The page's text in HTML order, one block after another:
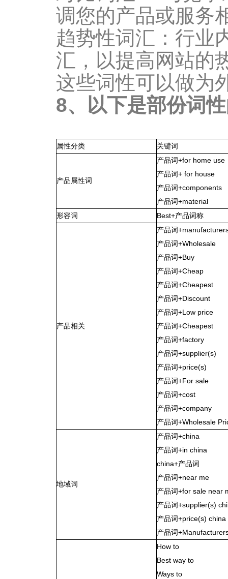
调您的产品或服务
趋势性词汇：行业
汇，以提高网站的
这些词性可以做为
8、以下是部份词
属性分类 关键词
产品属性词
产品词+for home use
产品词+ for house
产品词+components
产品词+material
形容词
Best+产品词称
产品相关
产品词
产品词+Wholesale
产品词+Buy
产品词+Cheap
产品词+Cheapest
产品词+Discount
产品词+Low price
产品词+Cheapest
产品词+factory
产品词+supplier(s)
产品词+price(s)
产品词+For sale
产品词+cost
产品词+company
产品词+Wholesale
地域词
产品词+china
产品词+in china
china+产品词
产品词+near me
产品词+for sale near
产品词+supplier(s)
产品词+price(s) china
产品词
How to
Best way to
Ways to